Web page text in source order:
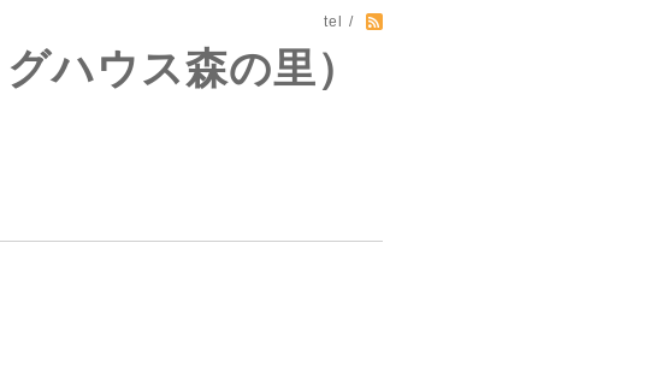
tel /
ハウス森の里）